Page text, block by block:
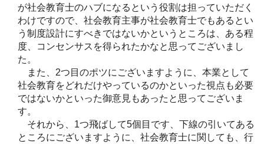
が社会教育士のハブになるという役割は担っていただく
わけですので、社会教育主事が社会教育士でもあるとい
う制度設計にすべきではないかというところは、ある程
度、コンセンサスを得られたかなと思ってございまし
た。
また、2つ目のポツにございますように、本業として
社会教育をどれだけやっているのかといった視点も必要
ではないかといった御意見もあったと思ってございま
す。
それから、1つ飛ばして5個目です、下線の引いてある
ところにございますように、社会教育士に関しても、行